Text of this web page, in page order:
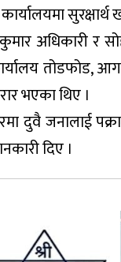
अधिकारी र
तोडफोड,
भएका थिए ।
दुवै जनालाई
दिए ।